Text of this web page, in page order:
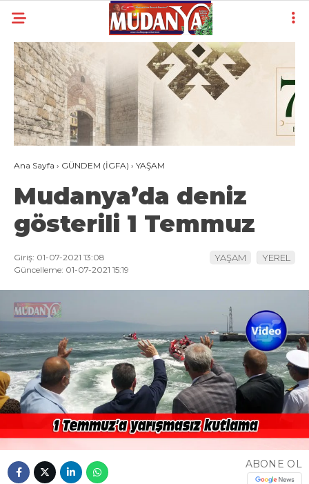
WhatsApp
İhbar Hattı
Facebook
22°
BURSA
YAZARLAR
YEREL
GÜNDEM (İGFA)
SİYASET
ÖZEL HABER
EKONOMİ
SPOR
YAZI DİZİSİ
YAZARLAR
Ana Sayfa › GÜNDEM (İGFA) › YAŞAM
Mudanya’da deniz
gösterili 1 Temmuz
Giriş: 01-07-2021 13:08
Güncelleme: 01-07-2021 15:19
YAŞAM YEREL
ABONE OL